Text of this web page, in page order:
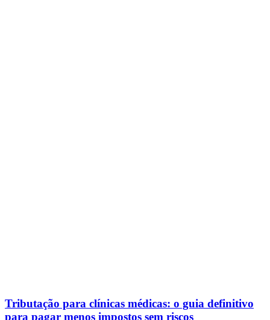
Tributação para clínicas médicas: o guia definitivo
para pagar menos impostos sem riscos